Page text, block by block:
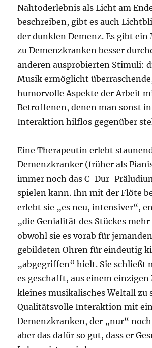
Nahtoderlebnis als Licht am
beschreiben, gibt es auch
der dunklen Demenz. Es gibt ein
zu Demenzkranken besser
anderen ausprobierten Stimuli:
Musik ermöglicht
humorvolle Aspekte der Arbeit
Betroffenen, denen man sonst
Interaktion hilflos gegenüber
Eine Therapeutin erlebt
Demenzkranker (früher als
immer noch das C-Dur-
spielen kann. Ihn mit der Flöte
erlebt sie „es neu, intensiver“,
„die Genialität des Stückes
obwohl sie es vorab für
gebildeten Ohren für eindeutig
„abgegriffen“ hielt. Sie schließt
es geschafft, aus einem
kleines musikalisches Weltall zu
Qualitätsvolle Interaktion mit
Demenzkranken, der „nur“
aber das dafür so gut, dass er